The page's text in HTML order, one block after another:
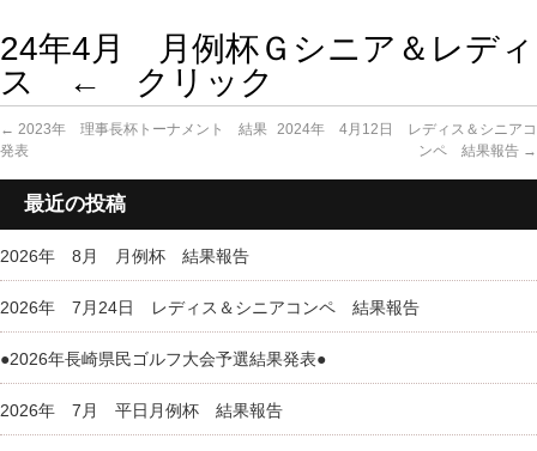
24年4月 月例杯Ｇシニア＆レディ
ス ← クリック
← 2023年 理事長杯トーナメント 結果
発表
2024年 4月12日 レディス＆シニアコ
ンペ 結果報告 →
最近の投稿
2026年 8月 月例杯 結果報告
2026年 7月24日 レディス＆シニアコンペ 結果報告
●2026年長崎県民ゴルフ大会予選結果発表●
2026年 7月 平日月例杯 結果報告